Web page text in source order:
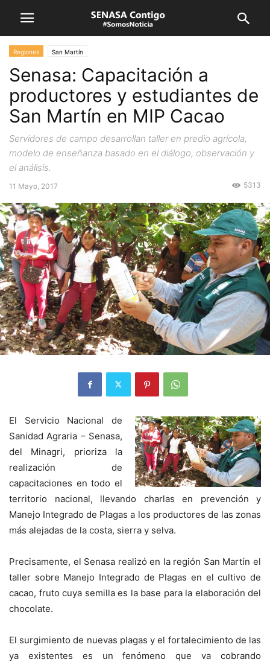
Regiones San Martín
Senasa: Capacitación a
productores y estudiantes de
San Martín en MIP Cacao
Servidores de campo desarrollan taller en predio agrícola,
modelo de enseñanza basado en el diálogo, observación y
el análisis.
11 Mayo, 2017 5313
El Servicio Nacional de
Sanidad Agraria – Senasa,
del Minagri, prioriza la
realización de
capacitaciones en todo el
territorio nacional, llevando charlas en prevención y
Manejo Integrado de Plagas a los productores de las zonas
más alejadas de la costa, sierra y selva.
Precisamente, el Senasa realizó en la región San Martín el
taller sobre Manejo Integrado de Plagas en el cultivo de
cacao, fruto cuya semilla es la base para la elaboración del
chocolate.
El surgimiento de nuevas plagas y el fortalecimiento de las
ya existentes es un fenómeno que va cobrando